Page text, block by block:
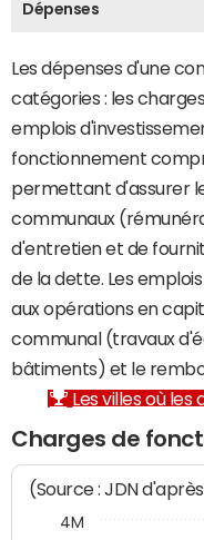
Dépenses
Les dépenses d'une
catégories : les
emplois
fonctionnement
permettant d'assurer
communaux
d'entretien et de
de la dette. Les
aux opérations en
communal (travaux
bâtiments) et le
Les villes où les
Charges de
(Source : JDN
4M